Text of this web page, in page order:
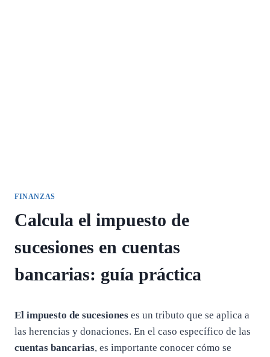
FINANZAS
Calcula el impuesto de
sucesiones en cuentas
bancarias: guía práctica
El impuesto de sucesiones es un tributo que se aplica a
las herencias y donaciones. En el caso específico de las
cuentas bancarias, es importante conocer cómo se